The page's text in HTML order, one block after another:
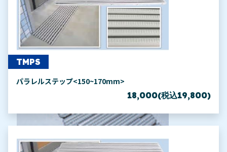
TMPS
パラレルステップ<150~170mm>
18,000(税込19,800)